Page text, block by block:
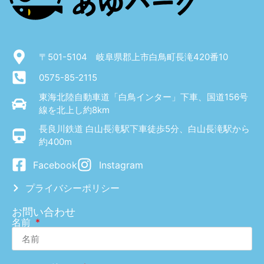
〒501-5104 岐阜県郡上市白鳥町長滝420番10
0575-85-2115
東海北陸自動車道「白鳥インター」下車、国道156号
線を北上し約8km
長良川鉄道 白山長滝駅下車徒歩5分、白山長滝駅から
約400m
Facebook
Instagram
プライバシーポリシー
お問い合わせ
名前